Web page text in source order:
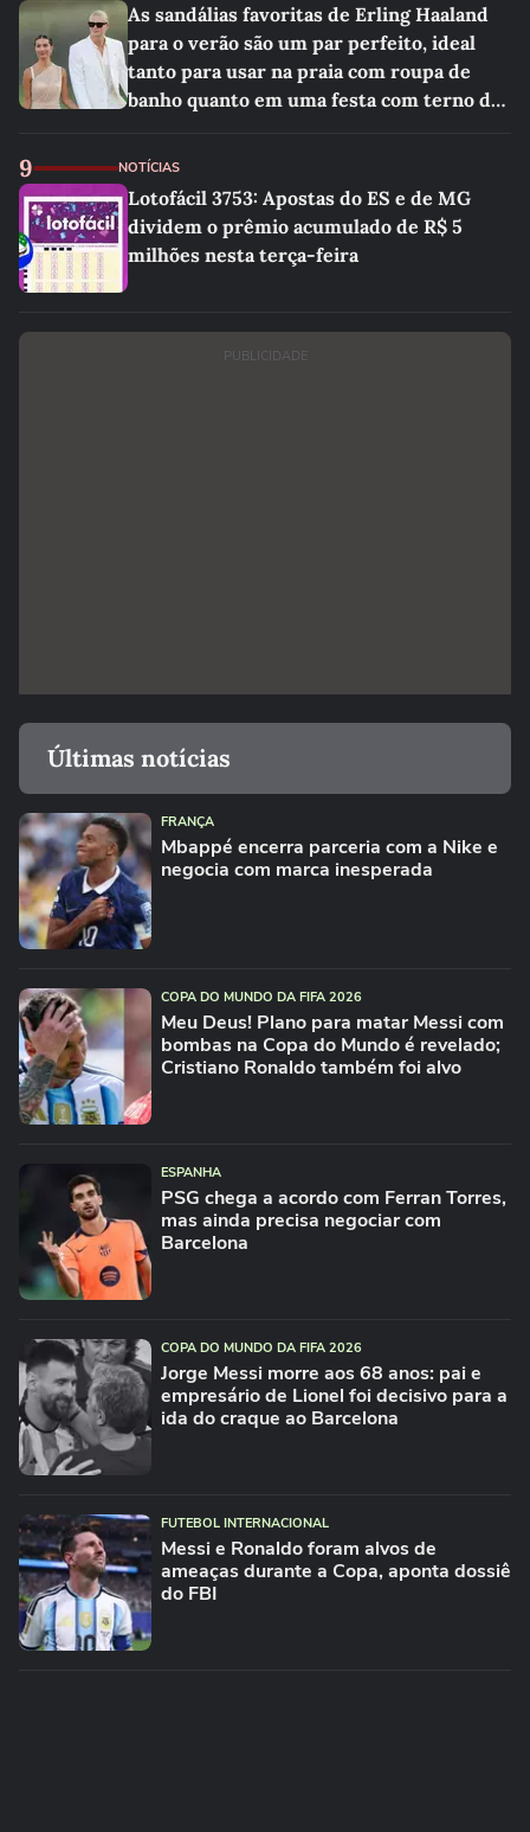
As sandálias favoritas de Erling Haaland
para o verão são um par perfeito, ideal
tanto para usar na praia com roupa de
banho quanto em uma festa com terno de
9 NOTÍCIAS
Lotofácil 3753: Apostas do ES e de MG
dividem o prêmio acumulado de R$ 5
milhões nesta terça-feira
PUBLICIDADE
Últimas notícias
FRANÇA
Mbappé encerra parceria com a Nike e
negocia com marca inesperada
COPA DO MUNDO DA FIFA 2026
Meu Deus! Plano para matar Messi com
bombas na Copa do Mundo é revelado;
Cristiano Ronaldo também foi alvo
ESPANHA
PSG chega a acordo com Ferran Torres,
mas ainda precisa negociar com
Barcelona
COPA DO MUNDO DA FIFA 2026
Jorge Messi morre aos 68 anos: pai e
empresário de Lionel foi decisivo para a
ida do craque ao Barcelona
FUTEBOL INTERNACIONAL
Messi e Ronaldo foram alvos de
ameaças durante a Copa, aponta dossiê
do FBI